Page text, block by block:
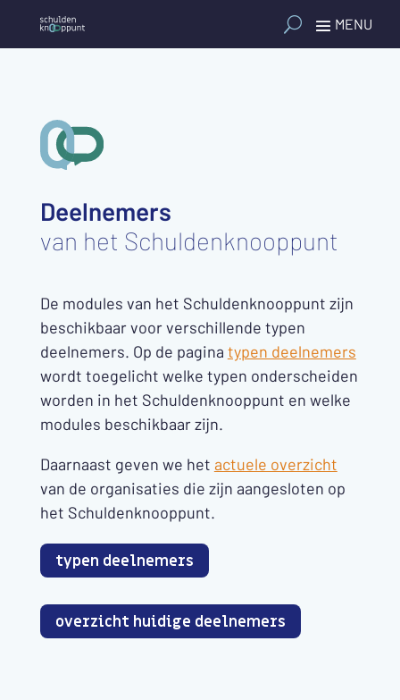
Deelnemers
van het Schuldenknooppunt
De modules van het Schuldenknooppunt zijn
beschikbaar voor verschillende typen
deelnemers. Op de pagina typen deelnemers
wordt toegelicht welke typen onderscheiden
worden in het Schuldenknooppunt en welke
modules beschikbaar zijn.
Daarnaast geven we het actuele overzicht
van de organisaties die zijn aangesloten op
het Schuldenknooppunt.
typen deelnemers
overzicht huidige deelnemers